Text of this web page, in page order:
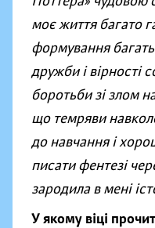
моє життя багато
формування
дружби і вірності
боротьби зі злом
що темряви
до навчання і
писати фентезі
зародила в мені
У якому віці